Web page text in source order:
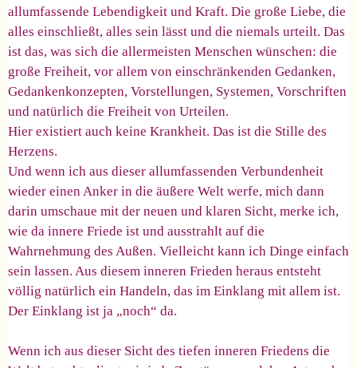
allumfassende Lebendigkeit und Kraft. Die große Liebe, die
alles einschließt, alles sein lässt und die niemals urteilt. Das
ist das, was sich die allermeisten Menschen wünschen: die
große Freiheit, vor allem von einschränkenden Gedanken,
Gedankenkonzepten, Vorstellungen, Systemen, Vorschriften
und natürlich die Freiheit von Urteilen.
Hier existiert auch keine Krankheit. Das ist die Stille des
Herzens.
Und wenn ich aus dieser allumfassenden Verbundenheit
wieder einen Anker in die äußere Welt werfe, mich dann
darin umschaue mit der neuen und klaren Sicht, merke ich,
wie da innere Friede ist und ausstrahlt auf die
Wahrnehmung des Außen. Vielleicht kann ich Dinge einfach
sein lassen. Aus diesem inneren Frieden heraus entsteht
völlig natürlich ein Handeln, das im Einklang mit allem ist.
Der Einklang ist ja „noch“ da.
Wenn ich aus dieser Sicht des tiefen inneren Friedens die